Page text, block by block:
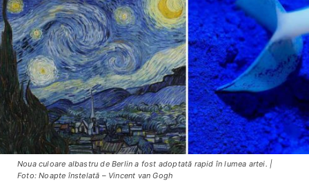
Noua culoare albastru de Berlin a fost adoptată rapid în lumea artei. |
Foto: Noapte înstelată – Vincent van Gogh